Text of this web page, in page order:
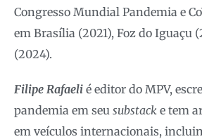
Congresso Mundial Pandemia e
em Brasília (2021), Foz do Iguaçu
(2024).
Filipe Rafaeli é editor do MPV,
pandemia em seu substack e tem
em veículos internacionais,